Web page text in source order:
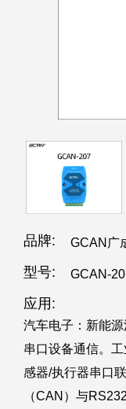
品牌: GCAN广
型号: GCAN-
应用:
汽车电子：新能
串口设备通信。
感器/执行器串口
（CAN）与